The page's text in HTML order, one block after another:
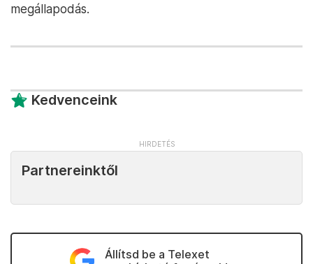
megállapodás.
Kedvenceink
Partnereinktől
Állítsd be a Telexet